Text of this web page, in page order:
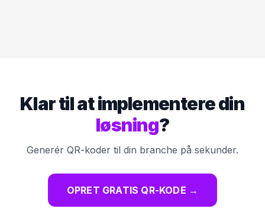
Klar til at implementere din
løsning?
Generér QR-koder til din branche på sekunder.
OPRET GRATIS QR-KODE →